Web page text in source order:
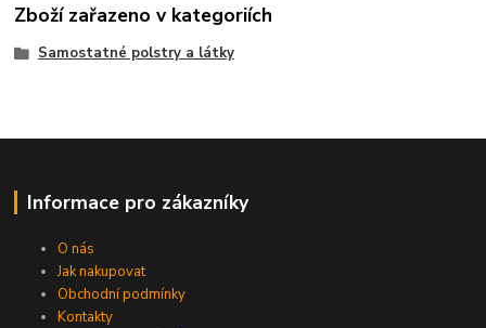
Zboží zařazeno v kategoriích
Samostatné polstry a látky
Informace pro zákazníky
O nás
Jak nakupovat
Obchodní podmínky
Kontakty